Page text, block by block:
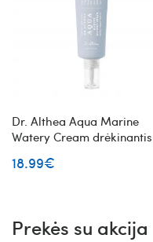
Dr. Althea Aqua Marine
Watery Cream drėkinantis
18.99€
Prekės su akcija